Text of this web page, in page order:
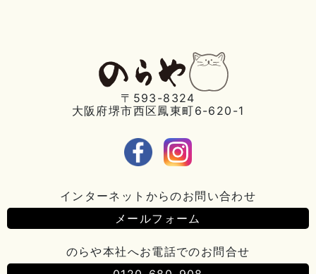
〒593-8324
大阪府堺市西区鳳東町6-620-1
インターネットからのお問い合わせ
メールフォーム
のらや本社へお電話でのお問合せ